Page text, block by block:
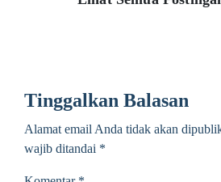
Tinggalkan Balasan
Alamat email Anda tidak akan
wajib ditandai *